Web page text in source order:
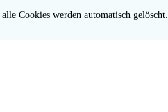
Cookies werden automatisch gelöscht.